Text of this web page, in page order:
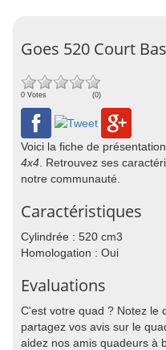
Goes 520 Court
0 Votes (0)
Voici la fiche de
4x4 . Retrouvez ses
notre communauté.
Caractéristiques
Cylindrée : 520 cm3
Homologation : Oui
Evaluations
C'est votre quad ? Notez le
partagez vos avis sur le
aidez nos amis quadeurs à